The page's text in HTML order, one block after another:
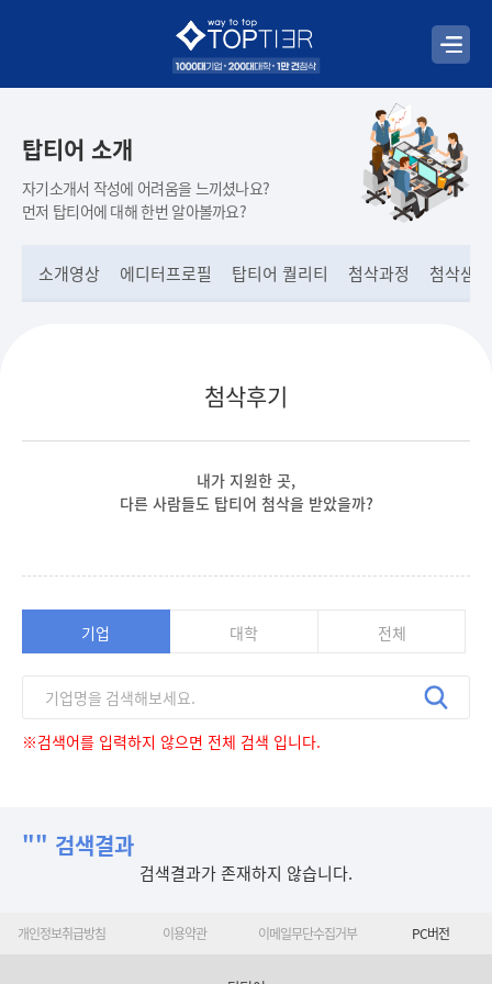
탑티어 소개
자기소개서 작성에 어려움을 느끼셨나요?
먼저 탑티어에 대해 한번 알아볼까요?
소개영상 에디터프로필 탑티어 퀄리티 첨삭과정 첨삭샘플
첨삭후기
내가 지원한 곳,
다른 사람들도 탑티어 첨삭을 받았을까?
기업 대학 전체
※검색어를 입력하지 않으면 전체 검색 입니다.
"" 검색결과
검색결과가 존재하지 않습니다.
개인정보취급방침 이용약관 이메일무단수집거부 PC버전